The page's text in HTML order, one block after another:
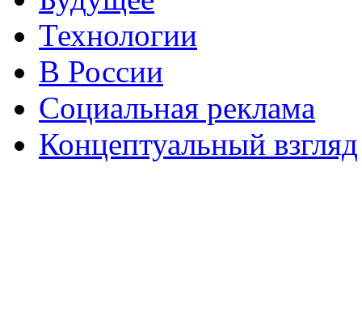
Технологии
В России
Социальная реклама
Концептуальный взгляд